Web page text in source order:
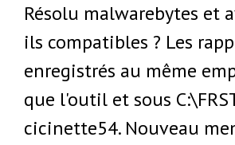
Résolu malwarebytes et
ils compatibles ? Les
enregistrés au même
que l'outil et sous
cicinette54. Nouveau